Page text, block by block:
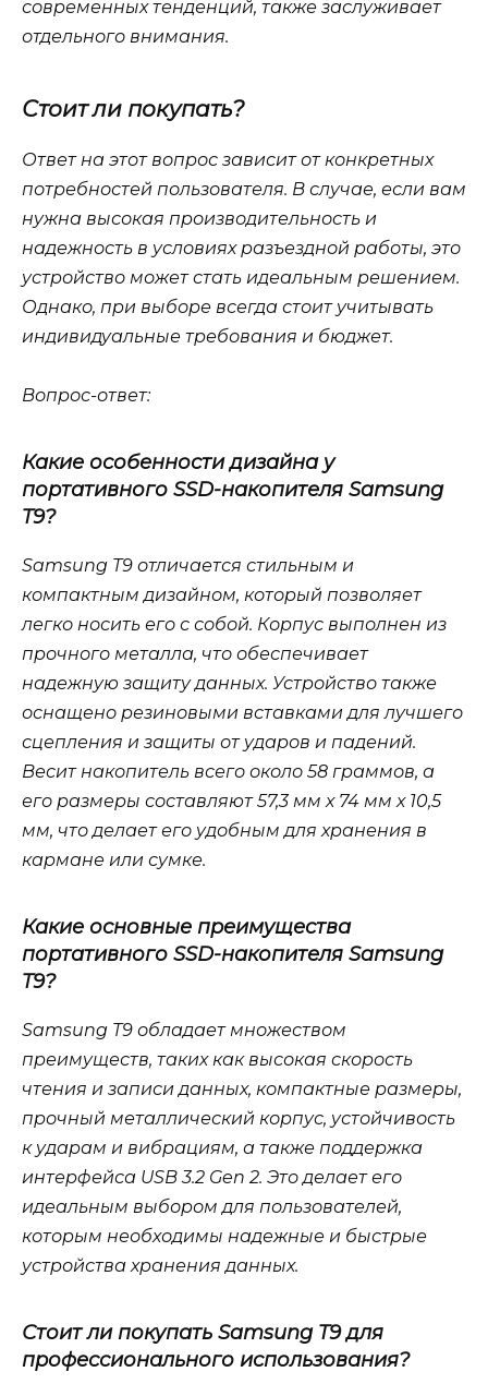
современных тенденций, также заслуживает
отдельного внимания.
Стоит ли покупать?
Ответ на этот вопрос зависит от конкретных
потребностей пользователя. В случае, если вам
нужна высокая производительность и
надежность в условиях разъездной работы, это
устройство может стать идеальным решением.
Однако, при выборе всегда стоит учитывать
индивидуальные требования и бюджет.
Вопрос-ответ:
Какие особенности дизайна у
портативного SSD-накопителя Samsung
T9?
Samsung T9 отличается стильным и
компактным дизайном, который позволяет
легко носить его с собой. Корпус выполнен из
прочного металла, что обеспечивает
надежную защиту данных. Устройство также
оснащено резиновыми вставками для лучшего
сцепления и защиты от ударов и падений.
Весит накопитель всего около 58 граммов, а
его размеры составляют 57,3 мм х 74 мм х 10,5
мм, что делает его удобным для хранения в
кармане или сумке.
Какие основные преимущества
портативного SSD-накопителя Samsung
T9?
Samsung T9 обладает множеством
преимуществ, таких как высокая скорость
чтения и записи данных, компактные размеры,
прочный металлический корпус, устойчивость
к ударам и вибрациям, а также поддержка
интерфейса USB 3.2 Gen 2. Это делает его
идеальным выбором для пользователей,
которым необходимы надежные и быстрые
устройства хранения данных.
Стоит ли покупать Samsung T9 для
профессионального использования?